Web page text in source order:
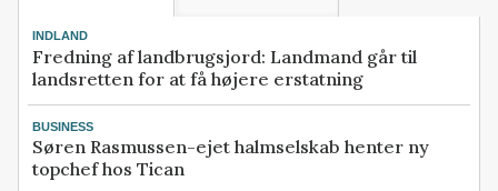
INDLAND
Fredning af landbrugsjord: Landmand går til
landsretten for at få højere erstatning
BUSINESS
Søren Rasmussen-ejet halmselskab henter ny
topchef hos Tican